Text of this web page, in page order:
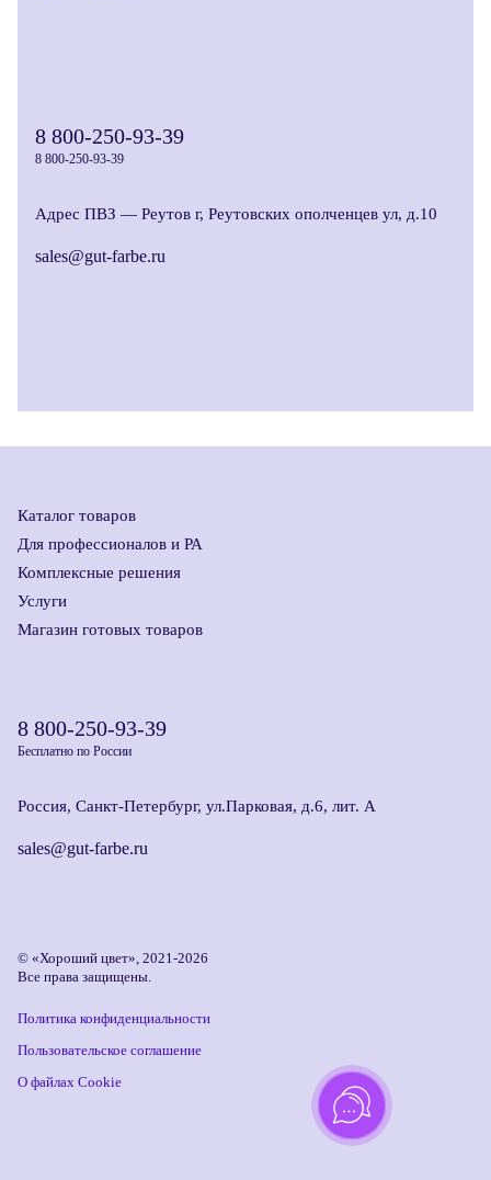
8 800-250-93-39
8 800-250-93-39
Адрес ПВЗ — Реутов г, Реутовских ополченцев ул, д.10
sales@gut-farbe.ru
Каталог товаров
Для профессионалов и РА
Комплексные решения
Услуги
Магазин готовых товаров
8 800-250-93-39
Бесплатно по России
Россия, Санкт-Петербург, ул.Парковая, д.6, лит. А
sales@gut-farbe.ru
© «Хороший цвет», 2021-2026
Все права защищены.
Политика конфиденциальности
Пользовательское соглашение
О файлах Cookie